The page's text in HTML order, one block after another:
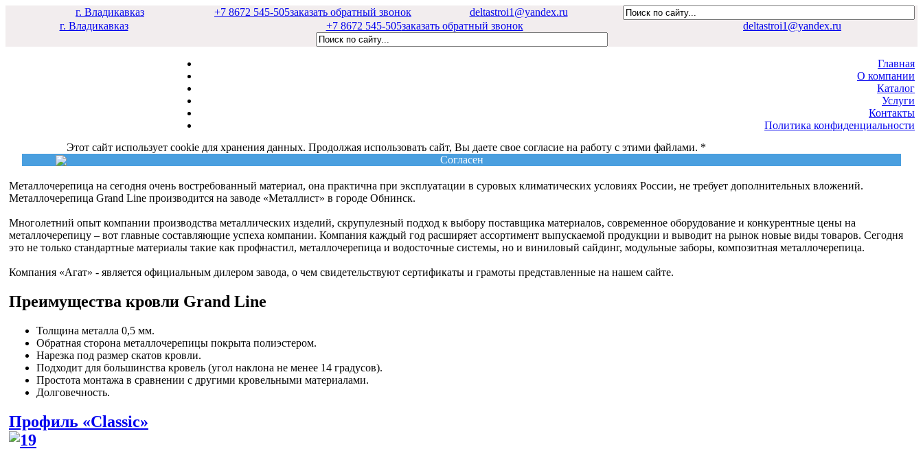
г. Владикавказ +7 8672 545-505заказать обратный звонок
deltastroi1@yandex.ru
г. Владикавказ
+7 8672 545-505заказать обратный звонок deltastroi1@yandex.ru
Главная
О компании
Каталог
Услуги
Контакты
Политика конфиденциальности
Этот сайт использует cookie для хранения данных. Продолжая использовать сайт, Вы даете свое согласие на работу с этими файлами. *
Согласен
Металлочерепица на сегодня очень востребованный материал, она практична при эксплуатации в суровых климатических условиях России, не требует дополнительных вложений.
Металлочерепица Grand Line производится на заводе «Металлист» в городе Обнинск.
Многолетний опыт компании производства металлических изделий, скрупулезный подход к выбору поставщика материалов, современное оборудование и конкурентные цены на
металлочерепицу – вот главные составляющие успеха компании. Компания каждый год расширяет ассортимент выпускаемой продукции и выводит на рынок новые виды товаров. Сегодня
это не только стандартные материалы такие как профнастил, металлочерепица и водосточные системы, но и виниловый сайдинг, модульные заборы, композитная металлочерепица.
Компания «Агат» - является официальным дилером завода, о чем свидетельствуют сертификаты и грамоты представленные на нашем сайте.
Преимущества кровли Grand Line
Толщина металла 0,5 мм.
Обратная сторона металлочерепицы покрыта полиэстером.
Нарезка под размер скатов кровли.
Подходит для большинства кровель (угол наклона не менее 14 градусов).
Простота монтажа в сравнении с другими кровельными материалами.
Долговечность.
Профиль «Classic»